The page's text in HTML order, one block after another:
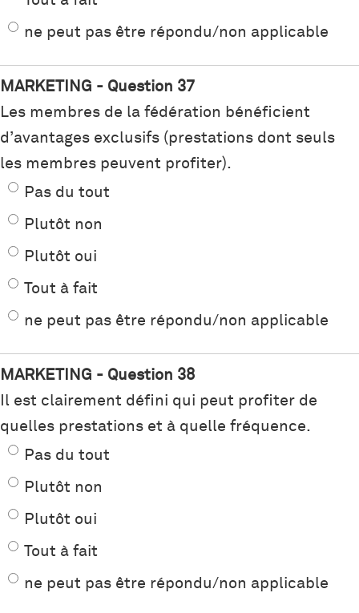
ne peut pas être répondu/non applicable
MARKETING - Question 37
Les membres de la fédération bénéficient
d’avantages exclusifs (prestations dont seuls
les membres peuvent profiter).
Pas du tout
Plutôt non
Plutôt oui
Tout à fait
ne peut pas être répondu/non applicable
MARKETING - Question 38
Il est clairement défini qui peut profiter de
quelles prestations et à quelle fréquence.
Pas du tout
Plutôt non
Plutôt oui
Tout à fait
ne peut pas être répondu/non applicable